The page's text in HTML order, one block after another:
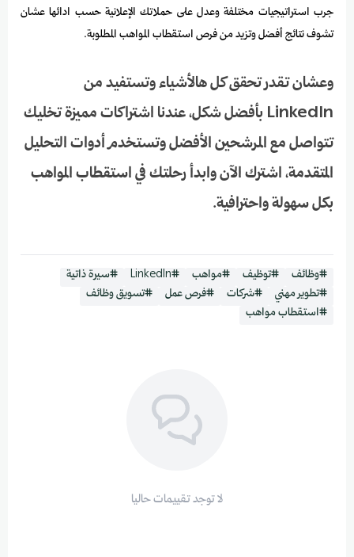
جرب استراتيجيات مختلفة وعدل على حملاتك الإعلانية حسب ادائها عشان
تشوف نتائج أفضل وتزيد من فرص استقطاب المواهب المطلوبة.
وعشان تقدر تحقق كل هالأشياء وتستفيد من
LinkedIn بأفضل شكل، عندنا اشتراكات مميزة تخليك
تتواصل مع المرشحين الأفضل وتستخدم أدوات التحليل
المتقدمة، اشترك الآن وابدأ رحلتك في استقطاب المواهب
بكل سهولة واحترافية.
#وظائف #توظيف #مواهب #LinkedIn
#سيرة ذاتية
#تطوير مهني
#شركات #فرص عمل
#تسويق وظائف
#استقطاب مواهب
لا توجد تقييمات حاليا